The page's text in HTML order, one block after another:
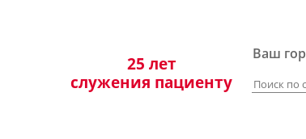
25 лет
служения пациенту
Ваш